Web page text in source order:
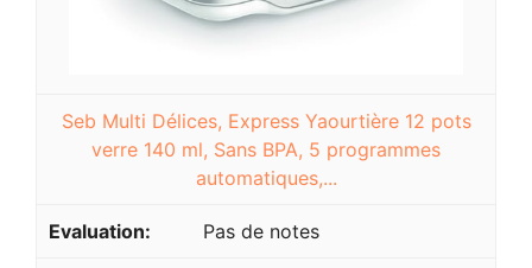
Seb Multi Délices, Express Yaourtière 12 pots
verre 140 ml, Sans BPA, 5 programmes
automatiques,...
Pas de notes